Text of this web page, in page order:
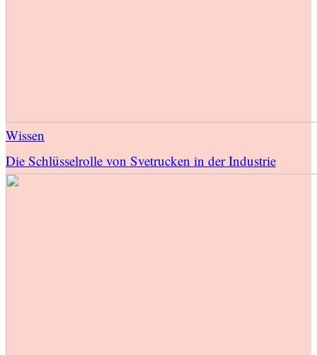
Wissen
Die Schlüsselrolle von Svetrucken in der Industrie